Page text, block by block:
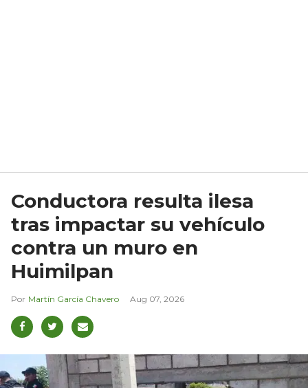
Conductora resulta ilesa
tras impactar su vehículo
contra un muro en
Huimilpan
Martín García Chavero Aug 07, 2026